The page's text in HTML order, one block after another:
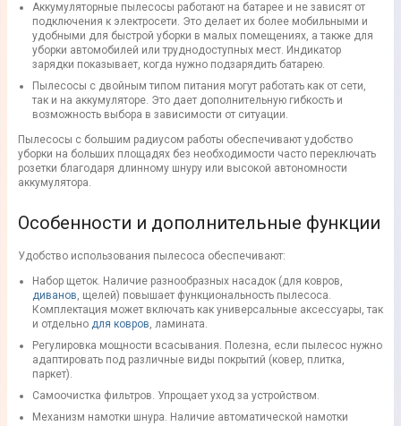
Аккумуляторные пылесосы работают на батарее и не зависят от
подключения к электросети. Это делает их более мобильными и
удобными для быстрой уборки в малых помещениях, а также для
уборки автомобилей или труднодоступных мест. Индикатор
зарядки показывает, когда нужно подзарядить батарею.
Пылесосы с двойным типом питания могут работать как от сети,
так и на аккумуляторе. Это дает дополнительную гибкость и
возможность выбора в зависимости от ситуации.
Пылесосы с большим радиусом работы обеспечивают удобство
уборки на больших площадях без необходимости часто переключать
розетки благодаря длинному шнуру или высокой автономности
аккумулятора.
Особенности и дополнительные функции
Удобство использования пылесоса обеспечивают:
Набор щеток. Наличие разнообразных насадок (для ковров,
диванов, щелей) повышает функциональность пылесоса.
Комплектация может включать как универсальные аксессуары, так
и отдельно для ковров, ламината.
Регулировка мощности всасывания. Полезна, если пылесос нужно
адаптировать под различные виды покрытий (ковер, плитка,
паркет).
Самоочистка фильтров. Упрощает уход за устройством.
Механизм намотки шнура. Наличие автоматической намотки